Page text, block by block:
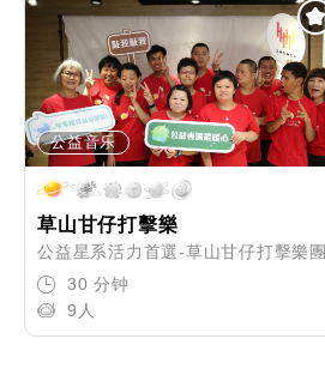
公益音乐
草山甘仔打擊樂
公益星系活力首選-草山甘仔打擊樂團
30 分钟
9人